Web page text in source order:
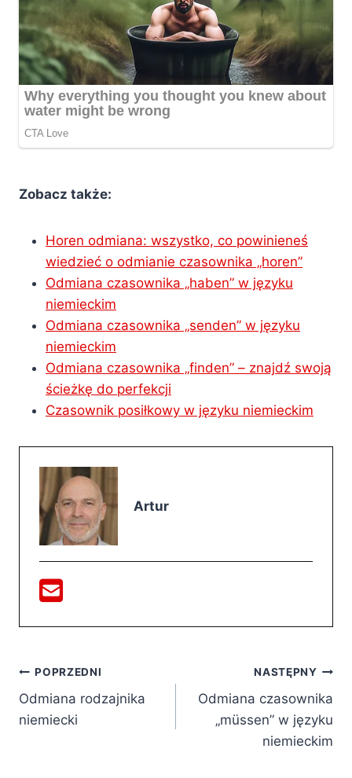
Zobacz także:
Horen odmiana: wszystko, co powinieneś
wiedzieć o odmianie czasownika „horen”
Odmiana czasownika „haben” w języku
niemieckim
Odmiana czasownika „senden” w języku
niemieckim
Odmiana czasownika „finden” – znajdź swoją
ścieżkę do perfekcji
Czasownik posiłkowy w języku niemieckim
Artur
Nawigacja
wpisu
POPRZEDNI
Odmiana rodzajnika
niemiecki
NASTĘPNY
Odmiana czasownika
„müssen” w języku
niemieckim